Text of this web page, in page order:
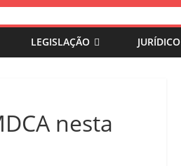
LEGISLAÇÃO JURÍDICO
nesta